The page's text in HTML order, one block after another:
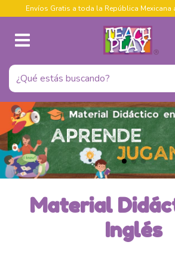
Envíos Gratis a toda la República Mexicana
Material
Inglés